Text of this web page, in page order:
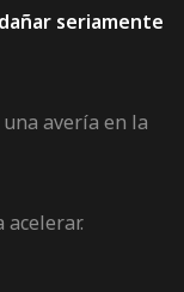
seriamente
avería en la
acelerar.